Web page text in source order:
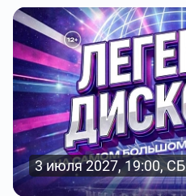
3 июля 2027, 19:00, СБ